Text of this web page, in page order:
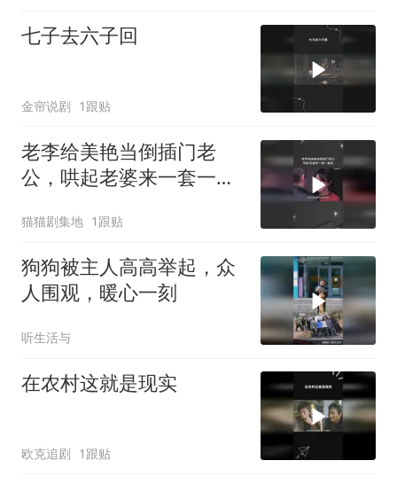
七子去六子回
金帘说剧 1跟贴
老李给美艳当倒插门老
公，哄起老婆来一套一套
猫猫剧集地 1跟贴
狗狗被主人高高举起，众
人围观，暖心一刻
听生活与
在农村这就是现实
欧克追剧 1跟贴